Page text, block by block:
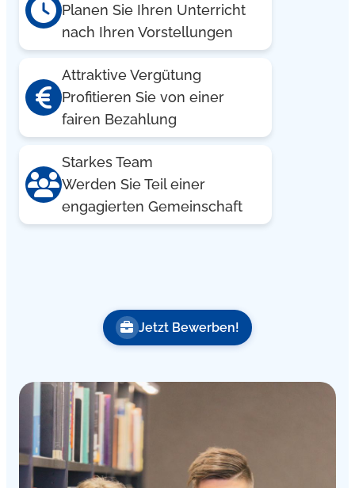
Planen Sie Ihren Unterricht
nach Ihren Vorstellungen
Attraktive Vergütung
Profitieren Sie von einer
fairen Bezahlung
Starkes Team
Werden Sie Teil einer
engagierten Gemeinschaft
Jetzt Bewerben!